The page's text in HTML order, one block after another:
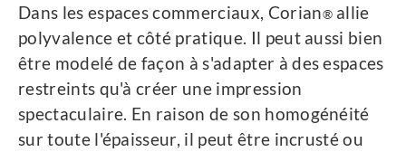
Dans les espaces commerciaux, Corian®allie
polyvalence et côté pratique. Il peut aussi bien
être modelé de façon à s'adapter à des espaces
restreints qu'à créer une impression
spectaculaire. En raison de son homogénéité
sur toute l'épaisseur, il peut être incrusté ou